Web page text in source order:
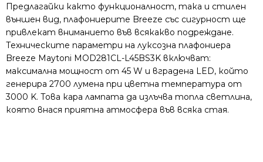
Предлагайки както функционалност, така и стилен
външен вид, плафониерите Breeze със сигурност ще
привлекат вниманието във всякакво подреждане.
Техническите параметри на луксозна плафониера
Breeze Maytoni MOD281CL-L45BS3K включват:
максимална мощност от 45 W и вградена LED, който
генерира 2700 лумена при цветна температура от
3000 K. Това кара лампата да излъчва топла светлина,
която внася приятна атмосфера във всяка стая.